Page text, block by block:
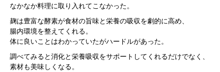
なかなか料理に取り入れてこなかった。
麹は豊富な酵素が食材の旨味と栄養の吸収を劇的に高め、
腸内環境を整えてくれる。
体に良いことはわかっていたがハードルがあった。
調べてみると消化と栄養吸収をサポートしてくれるだけでなく、
素材も美味しくなる。